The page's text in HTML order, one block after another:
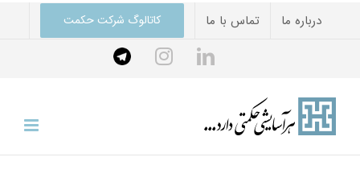
درباره ما تماس با ما
کاتالوگ شرکت حکمت
linkedin
instagram
Telegram